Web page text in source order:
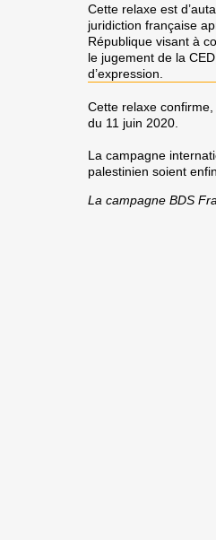
Cette relaxe est
juridiction française
République visant à
le jugement de la
d’expression.
Cette relaxe
du 11 juin 2020.
La campagne
palestinien soient
La campagne BDS